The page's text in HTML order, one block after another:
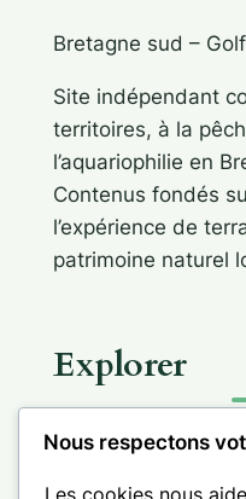
Bretagne sud –
Site indépendant
territoires, à la
l’aquariophilie en
Contenus fondés
l’expérience de
patrimoine naturel
Explorer
Nous respectons
Les cookies nous